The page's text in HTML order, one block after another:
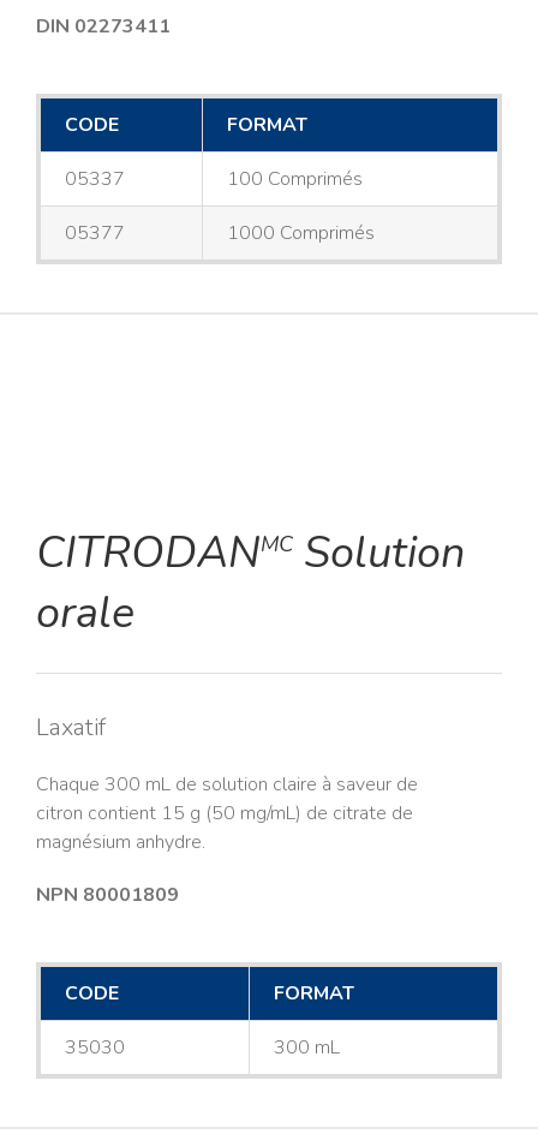
DIN 02273411
CODE FORMAT
05337 100 Comprimés
05377 1000 Comprimés
CITRODANMC Solution
orale
Laxatif
Chaque 300 mL de solution claire à saveur de
citron contient 15 g (50 mg/mL) de citrate de
magnésium anhydre.
NPN 80001809
CODE FORMAT
35030 300 mL